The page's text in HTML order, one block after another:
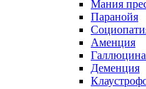
Мания
Паранойя
Аменция
Деменция